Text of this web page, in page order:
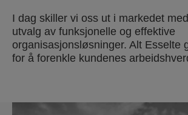
I dag skiller vi oss ut i markedet
utvalg av funksjonelle og effektive
organisasjonsløsninger. Alt Esselte
for å forenkle kundenes